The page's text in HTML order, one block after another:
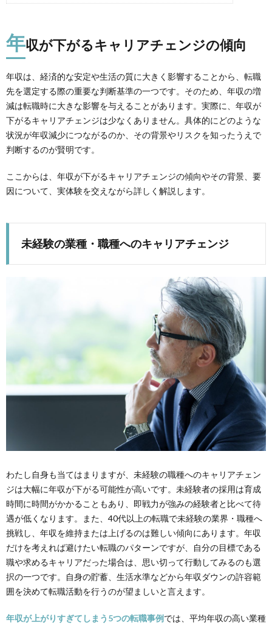
年収が下がるキャリアチェンジの傾向
年収は、経済的な安定や生活の質に大きく影響することから、転職
先を選定する際の重要な判断基準の一つです。そのため、年収の増
減は転職時に大きな影響を与えることがあります。実際に、年収が
下がるキャリアチェンジは少なくありません。具体的にどのような
状況が年収減少につながるのか、その背景やリスクを知ったうえで
判断するのが賢明です。
ここからは、 年収が下がるキャリアチェンジの傾向やその背景、要
因について、実体験を交えながら詳しく 解説します。
未経験の業種・職種へのキャリアチェンジ
わたし自身も当てはまりますが、未経験の職種へのキャリアチェン
ジは大幅に年収が下がる可能性が高いです。 未経験者の採用は育成
時間に時間がかかることもあり、即戦力が強みの経験者と比べて待
遇が低くなります。また、40代以上の転職で未経験の業界・職種へ
挑戦し、年収を維持または上げるのは難しい傾向にあります。 年収
だけを考えれば避けたい転職のパターンですが、
自分の目標である
職や求めるキャリアだった場合は、思い切って行動してみるのも選
択の一つです。自身の貯蓄、生活水準などから年収ダウンの許容範
囲を決めて転職活動を行うのが望ましいと言えます。
年収が上がりすぎてしまう5つの転職事例では、平均年収の高い業種